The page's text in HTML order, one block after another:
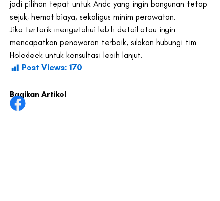
jadi pilihan tepat untuk Anda yang ingin bangunan tetap
sejuk, hemat biaya, sekaligus minim perawatan.
Jika tertarik mengetahui lebih detail atau ingin
mendapatkan penawaran terbaik, silakan hubungi tim
Holodeck untuk konsultasi lebih lanjut.
Post Views: 170
Bagikan Artikel